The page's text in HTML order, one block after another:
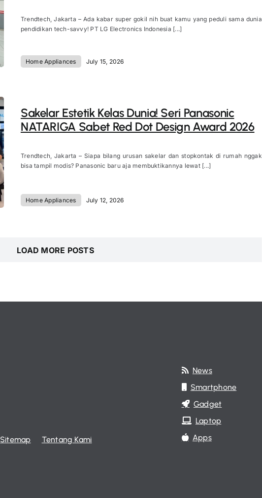
Trendtech, Jakarta – Ada kabar super gokil nih buat kamu yang peduli sama dunia
pendidikan tech-savvy! PT LG Electronics Indonesia [...]
Home Appliances July 15, 2026
Sakelar Estetik Kelas Dunia! Seri Panasonic
NATARIGA Sabet Red Dot Design Award 2026
Trendtech, Jakarta – Siapa bilang urusan sakelar dan stopkontak di rumah nggak
bisa tampil modis? Panasonic baru aja membuktikannya lewat [...]
Home Appliances July 12, 2026
LOAD MORE POSTS
Sitemap Tentang Kami
News
Smartphone
Gadget
Laptop
Apps